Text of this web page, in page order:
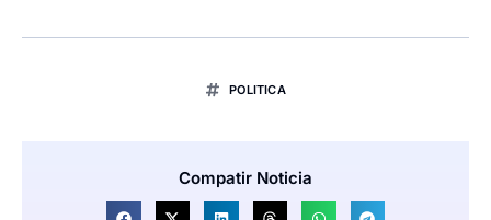
POLITICA
Compatir Noticia